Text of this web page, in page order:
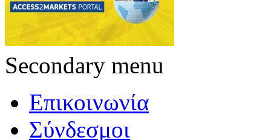
Secondary menu
Επικοινωνία
Σύνδεσμοι